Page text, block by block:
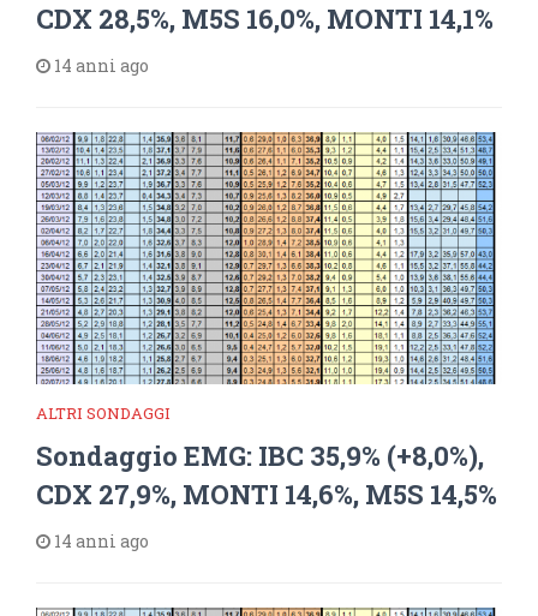
CDX 28,5%, M5S 16,0%, MONTI 14,1%
14 anni ago
ALTRI SONDAGGI
Sondaggio EMG: IBC 35,9% (+8,0%),
CDX 27,9%, MONTI 14,6%, M5S 14,5%
14 anni ago